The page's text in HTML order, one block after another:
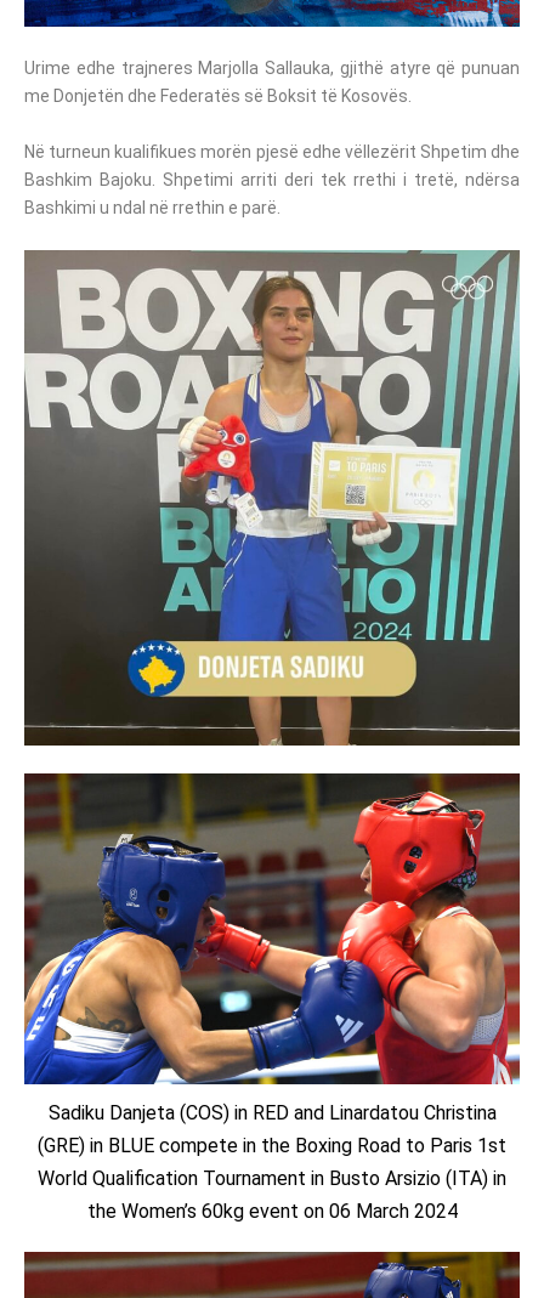
Urime edhe trajneres Marjolla Sallauka, gjithë atyre që punuan
me Donjetën dhe Federatës së Boksit të Kosovës.
Në turneun kualifikues morën pjesë edhe vëllezërit Shpetim dhe
Bashkim Bajoku. Shpetimi arriti deri tek rrethi i tretë, ndërsa
Bashkimi u ndal në rrethin e parë.
Sadiku Danjeta (COS) in RED and Linardatou Christina
(GRE) in BLUE compete in the Boxing Road to Paris 1st
World Qualification Tournament in Busto Arsizio (ITA) in
the Women’s 60kg event on 06 March 2024